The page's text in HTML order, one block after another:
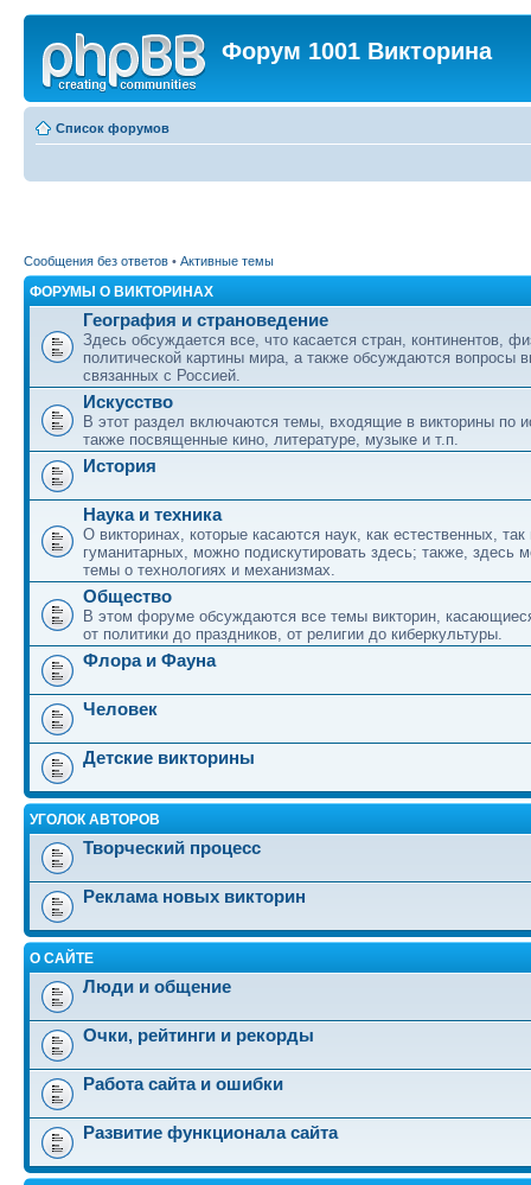
Форум 1001 Викторина
Список форумов
Сообщения без ответов • Активные темы
ФОРУМЫ О ВИКТОРИНАХ
География и страноведение
Здесь обсуждается все, что касается стран, континентов,
политической картины мира, а также обсуждаются вопросы
связанных с Россией.
Искусство
В этот раздел включаются темы, входящие в викторины по
также посвященные кино, литературе, музыке и т.п.
История
Наука и техника
О викторинах, которые касаются наук, как естественных, так
гуманитарных, можно подискутировать здесь; также, здесь
темы о технологиях и механизмах.
Общество
В этом форуме обсуждаются все темы викторин,
от политики до праздников, от религии до киберкультуры.
Флора и Фауна
Человек
Детские викторины
УГОЛОК АВТОРОВ
Творческий процесс
Реклама новых викторин
О САЙТЕ
Люди и общение
Очки, рейтинги и рекорды
Работа сайта и ошибки
Развитие функционала сайта